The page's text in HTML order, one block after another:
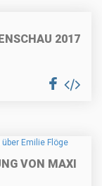
2017
VON MAXI